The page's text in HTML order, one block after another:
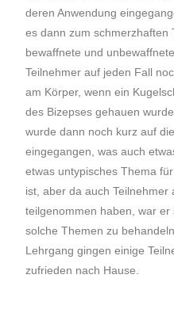
deren Anwendung
es dann zum schmerzhaften
bewaffnete und
Teilnehmer auf jeden Fall
am Körper, wenn ein
des Bizepses gehauen
wurde dann noch kurz auf
eingegangen, was auch
etwas untypisches Thema
ist, aber da auch Teilnehmer
teilgenommen haben, war
solche Themen zu
Lehrgang gingen einige
zufrieden nach Hause.